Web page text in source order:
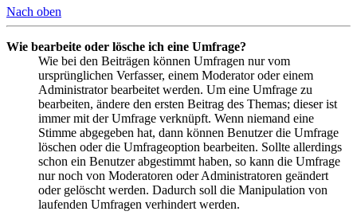
Nach oben
Wie bearbeite oder lösche ich eine Umfrage?
Wie bei den Beiträgen können Umfragen nur vom
ursprünglichen Verfasser, einem Moderator oder einem
Administrator bearbeitet werden. Um eine Umfrage zu
bearbeiten, ändere den ersten Beitrag des Themas; dieser ist
immer mit der Umfrage verknüpft. Wenn niemand eine
Stimme abgegeben hat, dann können Benutzer die Umfrage
löschen oder die Umfrageoption bearbeiten. Sollte allerdings
schon ein Benutzer abgestimmt haben, so kann die Umfrage
nur noch von Moderatoren oder Administratoren geändert
oder gelöscht werden. Dadurch soll die Manipulation von
laufenden Umfragen verhindert werden.